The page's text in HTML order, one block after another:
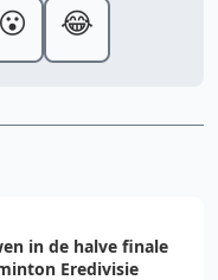
😮 😂
in de halve finale
Eredivisie